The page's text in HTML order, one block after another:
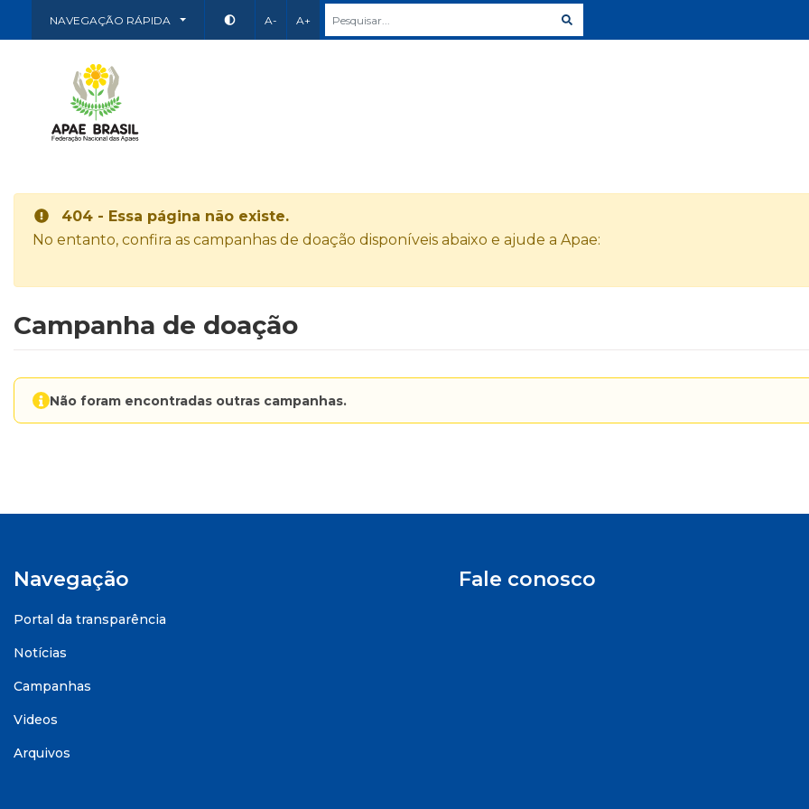
NAVEGAÇÃO RÁPIDA A- A+
404 - Essa página não existe.
No entanto, confira as campanhas de doação disponíveis abaixo e ajude a Apae:
Campanha de doação
Não foram encontradas outras campanhas.
Navegação
Portal da transparência
Notícias
Campanhas
Videos
Arquivos
Fale conosco